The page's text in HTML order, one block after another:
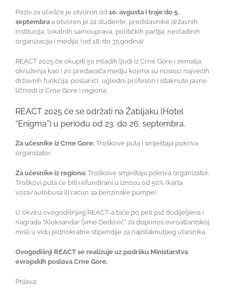
Poziv za učešće je otvoren od 10. avgusta i traje do 5.
septembra a otvoren je za studente, predstavnike državnih
institucija, lokalnih samouprava, političkih partija, nevladinih
organizacija i medija. (od 18. do 35.godina)
REACT 2025 će okupiti 50 mladih ljudi iz Crne Gore i zemalja
okruženja kao i 20 predavača medju kojima su nosioci najvećih
državnih funkcija, poslanici, ugledni profesori i istaknute javne
ličnosti iz Crne Gore i regiona.
REACT 2025 će se održati na Žabljaku (Hotel
“Enigma”) u periodu od 23. do 26. septembra.
Za učesnike iz Crne Gore: Troškove puta i smještaja pokriva
organizator.
Za učesnike iz regiona: Troškove smještaja pokriva organizator.
Troškovi puta će biti refundirani u iznosu od 50% (karta
voza/autobusa ili racun sa benzinske pumpe).
U okviru ovogodišnjeg REACT-a biće po peti put dodijeljena i
nagrada “Aleksandar Šime Dedović” za doprinos evroatlantskoj
misli u vidu jednokratne stipendije za najistaknutijeg učesnika.
Ovogodišnji REACT se realizuje uz podršku Ministarstva
evropskih poslova Crne Gore.
Prijava: